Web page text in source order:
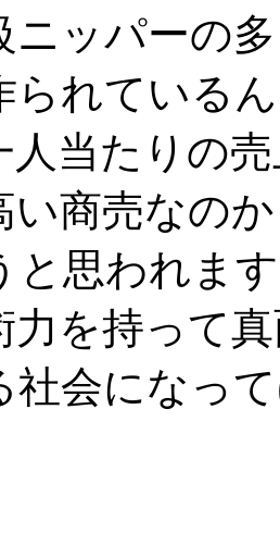
ニッパーの
られている
人当たりの
い商売なの
と思われま
力を持って
社会になっ